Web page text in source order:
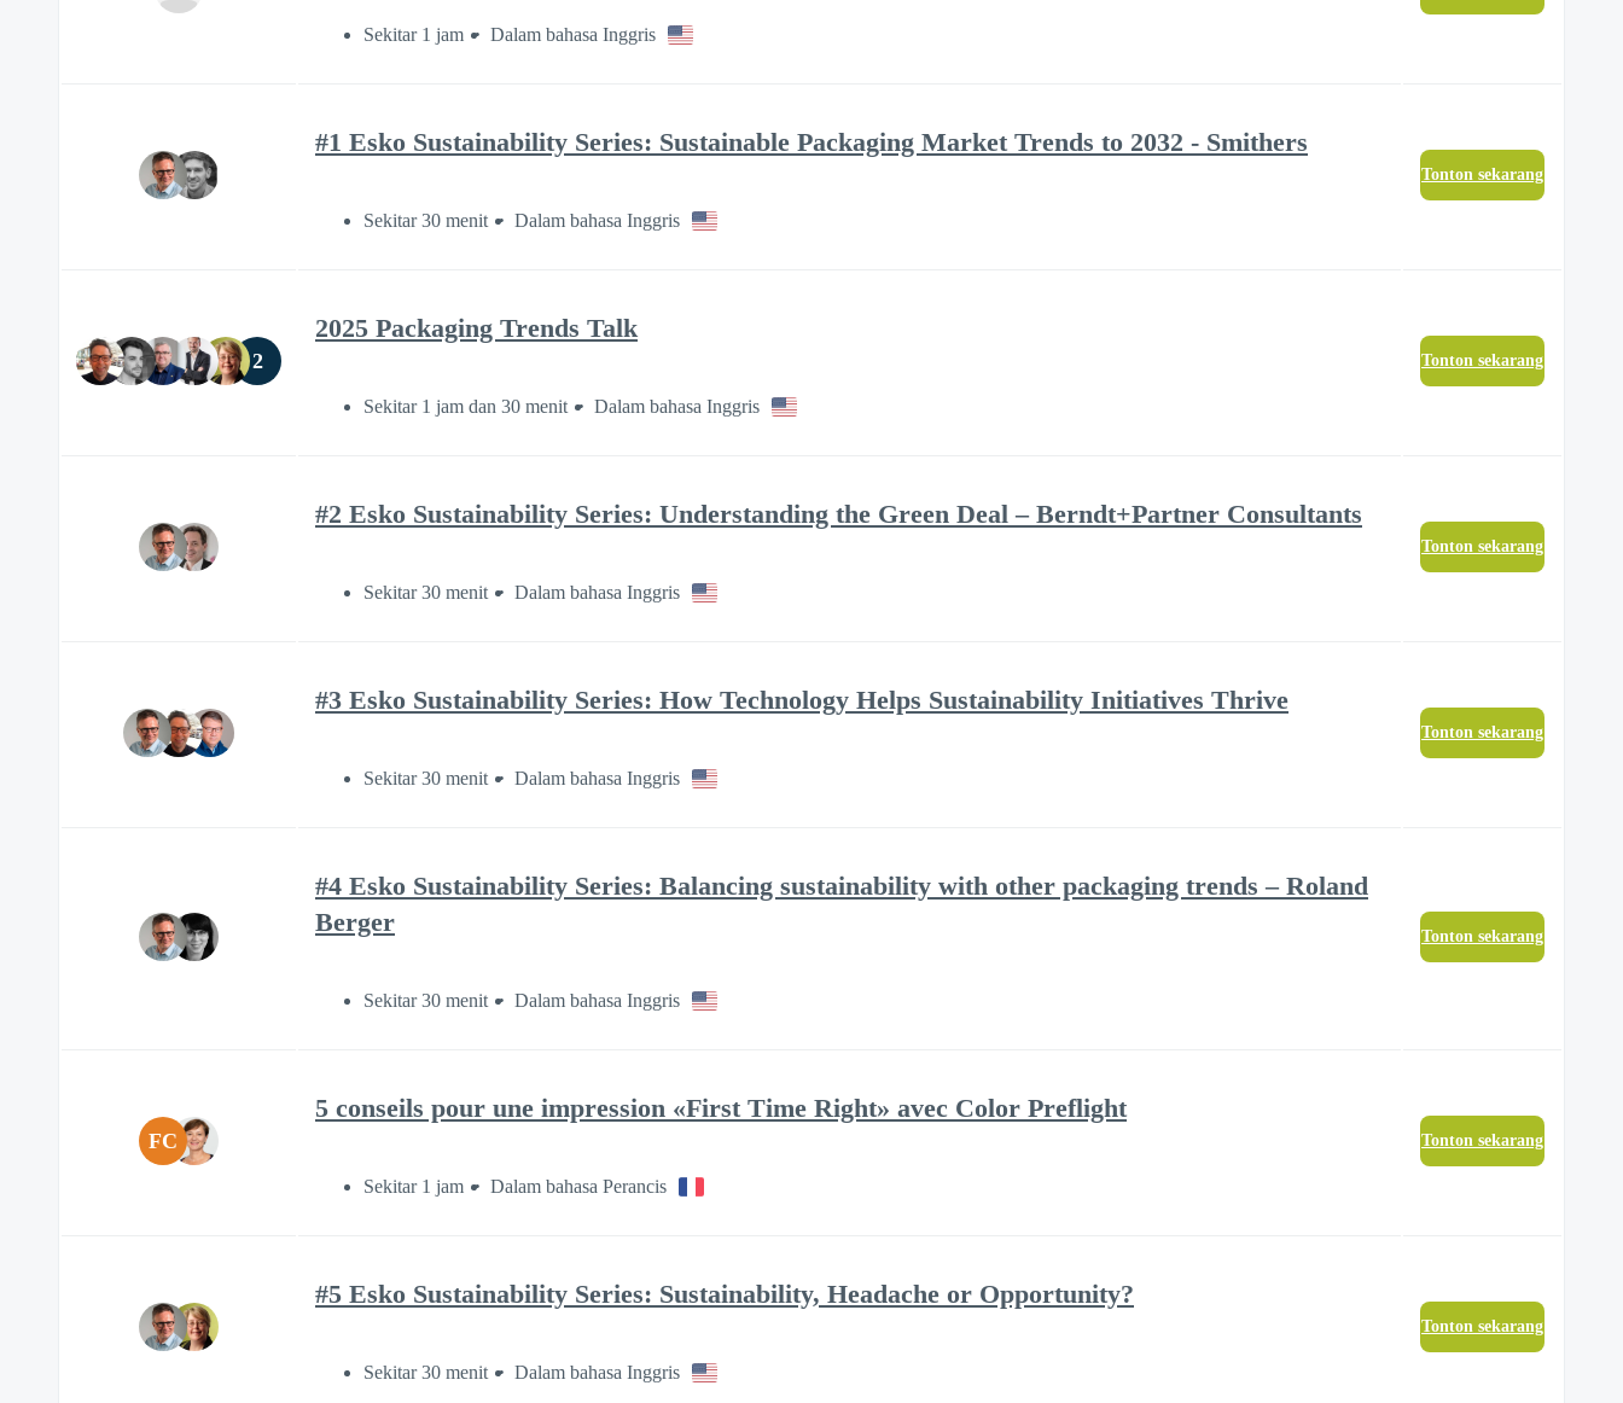
Sekitar 1 jam Dalam bahasa Inggris
#1 Esko Sustainability Series: Sustainable Packaging Market Trends to 2032 - Smithers
Sekitar 30 menit Dalam bahasa Inggris
Tonton sekarang
2
2025 Packaging Trends Talk
Sekitar 1 jam dan 30 menit Dalam bahasa Inggris
Tonton sekarang
#2 Esko Sustainability Series: Understanding the Green Deal – Berndt+Partner Consultants
Sekitar 30 menit Dalam bahasa Inggris
Tonton sekarang
#3 Esko Sustainability Series: How Technology Helps Sustainability Initiatives Thrive
Sekitar 30 menit Dalam bahasa Inggris
Tonton sekarang
#4 Esko Sustainability Series: Balancing sustainability with other packaging trends – Roland
Berger
Sekitar 30 menit Dalam bahasa Inggris
Tonton sekarang
FC
5 conseils pour une impression «First Time Right» avec Color Preflight
Sekitar 1 jam Dalam bahasa Perancis
Tonton sekarang
#5 Esko Sustainability Series: Sustainability, Headache or Opportunity?
Sekitar 30 menit Dalam bahasa Inggris
Tonton sekarang